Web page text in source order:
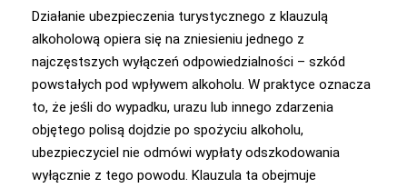
Działanie ubezpieczenia turystycznego z klauzulą
alkoholową opiera się na zniesieniu jednego z
najczęstszych wyłączeń odpowiedzialności – szkód
powstałych pod wpływem alkoholu. W praktyce oznacza
to, że jeśli do wypadku, urazu lub innego zdarzenia
objętego polisą dojdzie po spożyciu alkoholu,
ubezpieczyciel nie odmówi wypłaty odszkodowania
wyłącznie z tego powodu. Klauzula ta obejmuje